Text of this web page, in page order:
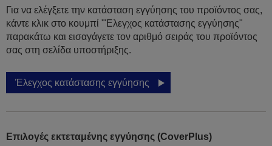
Για να ελέγξετε την κατάσταση εγγύησης του προϊόντος σας,
κάντε κλικ στο κουμπί "Έλεγχος κατάστασης εγγύησης"
παρακάτω και εισαγάγετε τον αριθμό σειράς του προϊόντος
σας στη σελίδα υποστήριξης.
Έλεγχος κατάστασης εγγύησης
Επιλογές εκτεταμένης εγγύησης (CoverPlus)